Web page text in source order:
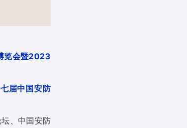
览会暨2023
届中国安防
、中国安防